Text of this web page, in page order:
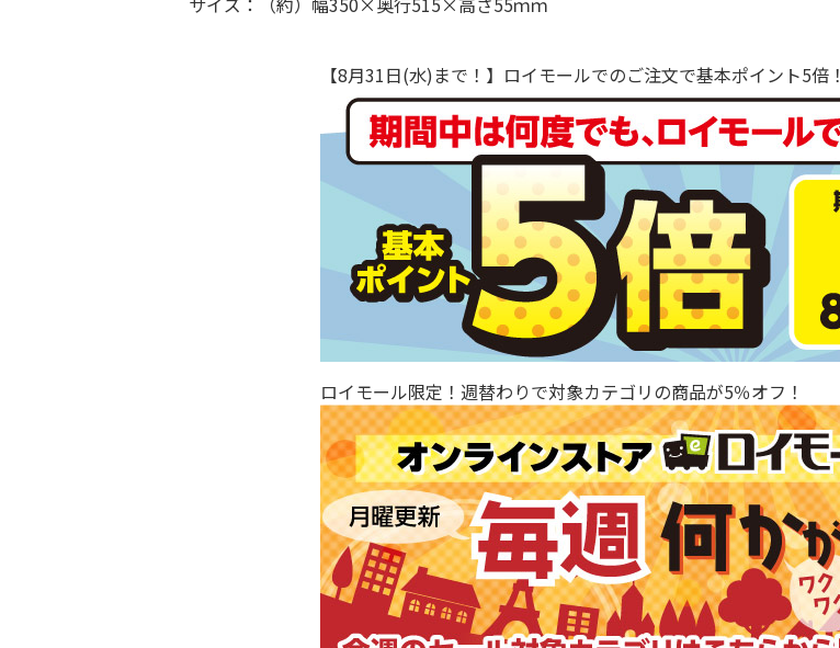
【8月31日(水)まで！】ロイモールでのご注文で基本ポイント5倍！
ロイモール限定！週替わりで対象カテゴリの商品が5％オフ！